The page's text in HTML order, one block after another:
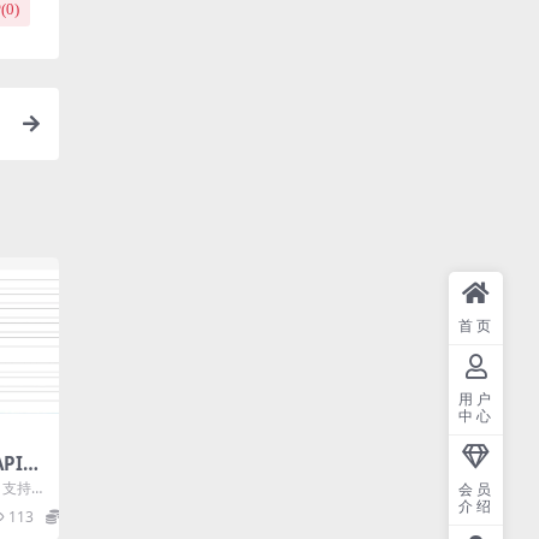
0)
接
持投
113
首页
用户
中心
会员
介绍